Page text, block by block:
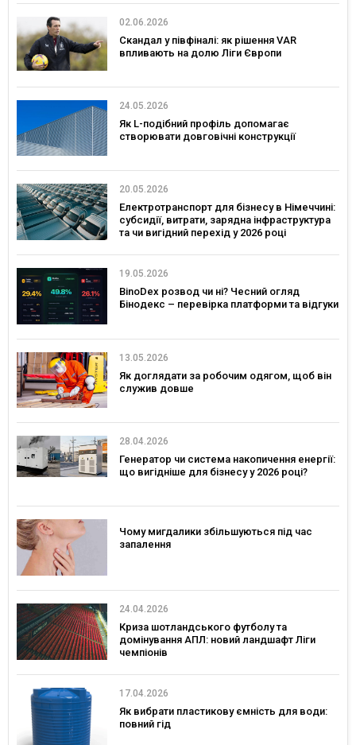
02.06.2026
Скандал у півфіналі: як рішення VAR
впливають на долю Ліги Європи
24.05.2026
Як L-подібний профіль допомагає
створювати довговічні конструкції
20.05.2026
Електротранспорт для бізнесу в Німеччині:
субсидії, витрати, зарядна інфраструктура
та чи вигідний перехід у 2026 році
19.05.2026
BinoDex розвод чи ні? Чесний огляд
Бінодекс – перевірка платформи та відгуки
13.05.2026
Як доглядати за робочим одягом, щоб він
служив довше
28.04.2026
Генератор чи система накопичення енергії:
що вигідніше для бізнесу у 2026 році?
Чому мигдалики збільшуються під час
запалення
24.04.2026
Криза шотландського футболу та
домінування АПЛ: новий ландшафт Ліги
чемпіонів
17.04.2026
Як вибрати пластикову ємність для води:
повний гід